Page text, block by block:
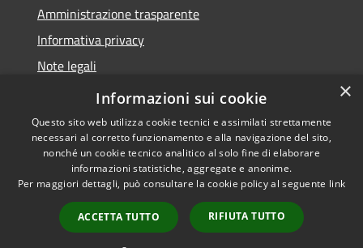
Amministrazione trasparente
Informativa privacy
Note legali
Dichiarazione di accessibilità
Accessibilità
Copyright © 2026 • Gaeta •
Powered byMunicipium
Accesso redazione
×
Informazioni sui cookie
Questo sito web utilizza cookie tecnici e assimilati strettamente
necessari al corretto funzionamento e alla navigazione del sito,
nonché un cookie tecnico analitico al solo fine di elaborare
informazioni statistiche, aggregate e anonime.
Per maggiori dettagli, può consultare la cookie policy al seguente link
ACCETTA TUTTO RIFIUTA TUTTO